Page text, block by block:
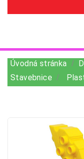
Úvodná stránka
Stavebnice